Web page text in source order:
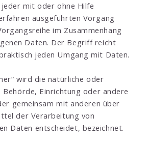
mit oder ohne Hilfe
ausgeführten Vorgang
im Zusammenhang
Daten. Der Begriff reicht
jeden Umgang mit Daten.
wird die natürliche oder
Behörde, Einrichtung oder andere
gemeinsam mit anderen über
der Verarbeitung von
Daten entscheidet, bezeichnet.